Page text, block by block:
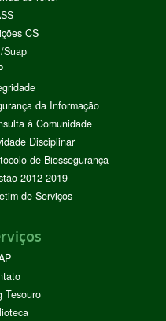
CS
Suap
da Informação
à Comunidade
Disciplinar
de Biossegurança
2012-2019
de Serviços
Tesouro